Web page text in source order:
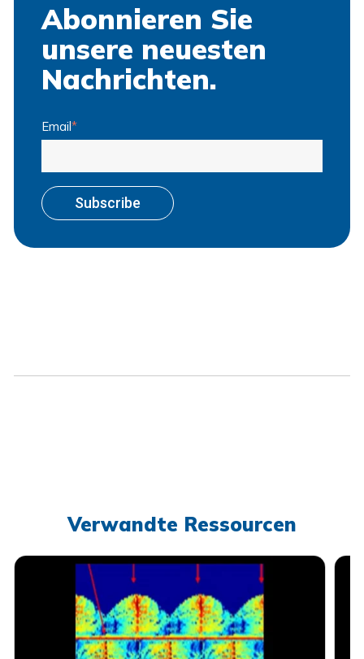
Abonnieren Sie
unsere neuesten
Nachrichten.
Email*
Verwandte Ressourcen